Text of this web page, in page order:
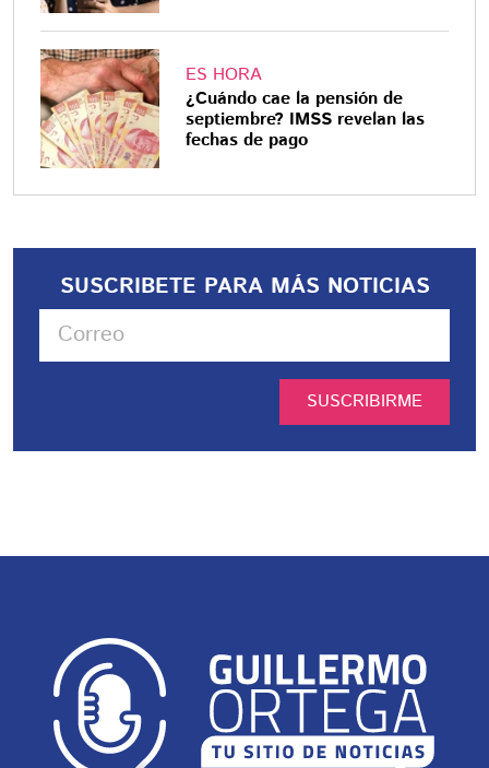
ES HORA
¿Cuándo cae la pensión de
septiembre? IMSS revelan las
fechas de pago
SUSCRIBETE PARA MÁS NOTICIAS
SUSCRIBIRME